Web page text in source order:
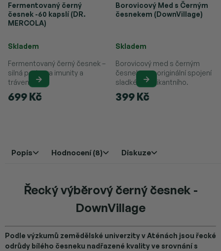
Fermentovaný černý
česnek -60 kapslí (DR.
MERCOLA)
Skladem
699 Kč
Fermentovaný černý česnek –
silná podpora imunity a
trávení.
Borovicový Med s Černým
česnekem (DownVillage)
Skladem
399 Kč
Borovicový med s černým
česnekem – originální spojení
sladkého a pikantního.
Popis Hodnocení (8) Diskuze
Řecký výběrový černý česnek -
DownVillage
Podle výzkumů zemědělské univerzity v Aténách jsou řecké
odrůdy bílého česneku nadřazené kvality ve srovnání s